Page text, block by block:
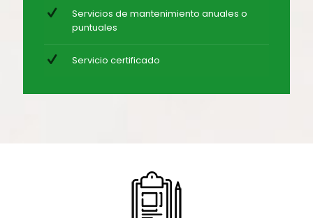
Servicios de mantenimiento anuales o
puntuales
Servicio certificado